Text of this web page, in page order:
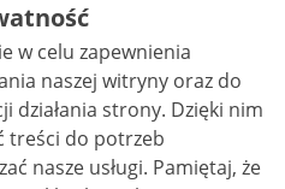
publicado en el sitio es licenciado
Reconocimiento 3.0 Polonia
lo contrario.
w celu zapewnienia
naszej witryny oraz do
strony. Dzięki nim
treści do potrzeb
usługi. Pamiętaj, że